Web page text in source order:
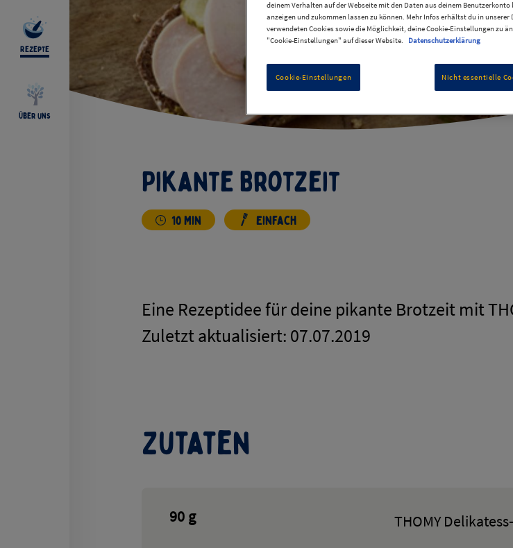
Rezepte
Über uns
Pikante Brotzeit
10 Min Einfach
Eine Rezeptidee für deine pikante Brotzeit mit
Zuletzt aktualisiert: 07.07.2019
Zutaten
90 g THOMY
deinem Verhalten auf der Webseite mit den Daten aus deinem
anzeigen und zukommen lassen zu können. Mehr Infos erhältst du in
verwendeten Cookies sowie die Möglichkeit, deine Cookie-Einstellungen zu
"Cookie-Einstellungen" auf dieser Website.
Datenschutzerklärung
Cookie-Einstellungen Nicht essentielle